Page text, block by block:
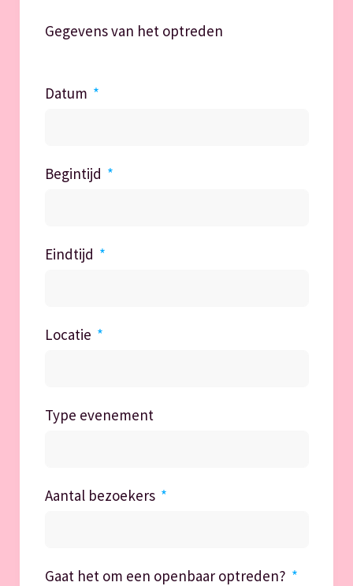
Gegevens van het optreden
Datum
Begintijd
Eindtijd
Locatie
Type evenement
Aantal bezoekers
Gaat het om een openbaar optreden?